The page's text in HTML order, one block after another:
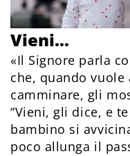
Vieni...
«Il Signore parla
che, quando
camminare, gli
“Vieni, gli dice, e
bambino si
poco allunga il